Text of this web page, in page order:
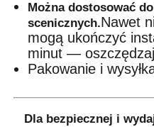
Można dostosować
scenicznych.Nawet
mogą ukończyć
minut —
Pakowanie i
Dla bezpiecznej i